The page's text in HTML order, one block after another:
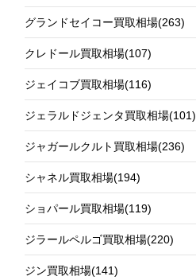
グランドセイコー買取相場(263)
クレドール買取相場(107)
ジェイコブ買取相場(116)
ジェラルドジェンタ買取相場(101)
ジャガールクルト買取相場(236)
シャネル買取相場(194)
ショパール買取相場(119)
ジラールペルゴ買取相場(220)
ジン買取相場(141)